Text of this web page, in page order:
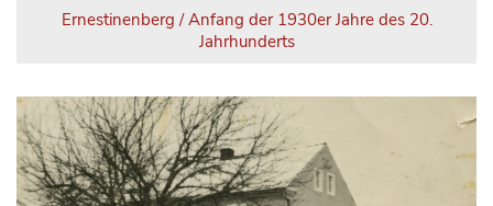
Ernestinenberg / Anfang der 1930er Jahre des 20.
Jahrhunderts